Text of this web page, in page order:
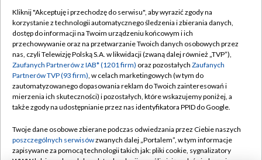
TVP
Abonament TVP
Emisja w TVP
Centrum informacji TVP
Naziemna Telewizja Cyfrowa
Rada Programowa
System NOS
Regulamin TVP
Polityka prywatności
Moje zgody
Pomoc
Kontakt
Kliknij "Akceptuję i przechodzę do serwisu", aby wyrazić zgody na
korzystanie z technologii automatycznego śledzenia i zbierania danych,
dostęp do informacji na Twoim urządzeniu końcowym i ich
przechowywanie oraz na przetwarzanie Twoich danych osobowych przez
nas, czyli Telewizję Polską S.A. w likwidacji (zwaną dalej również „TVP”),
Zaufanych Partnerów z IAB* (1201 firm) oraz pozostałych Zaufanych
Partnerów TVP (93 firm), w celach marketingowych (w tym do
zautomatyzowanego dopasowania reklam do Twoich zainteresowań i
mierzenia ich skuteczności) i pozostałych, które wskazujemy poniżej, a
także zgody na udostępnianie przez nas identyfikatora PPID do Google.
Twoje dane osobowe zbierane podczas odwiedzania przez Ciebie naszych
poszczególnych serwisówzwanych dalej „Portalem”, w tym informacje
zapisywane za pomocą technologii takich jak: pliki cookie, sygnalizatory